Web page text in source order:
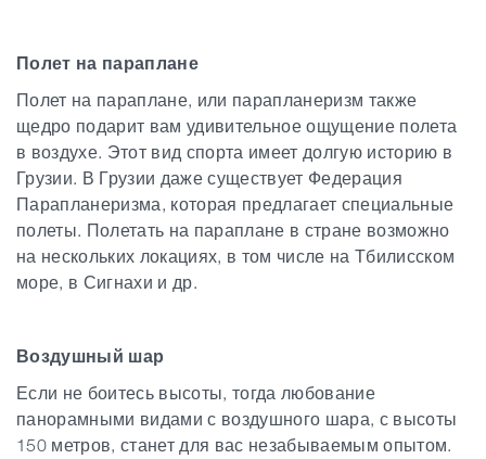
Полет на параплане
Полет на параплане, или парапланеризм также
щедро подарит вам удивительное ощущение полета
в воздухе. Этот вид спорта имеет долгую историю в
Грузии. В Грузии даже существует Федерация
Парапланеризма, которая предлагает специальные
полеты. Полетать на параплане в стране возможно
на нескольких локациях, в том числе на Тбилисском
море, в Сигнахи и др.
Воздушный шар
Если не боитесь высоты, тогда любование
панорамными видами с воздушного шара, с высоты
150 метров, станет для вас незабываемым опытом.